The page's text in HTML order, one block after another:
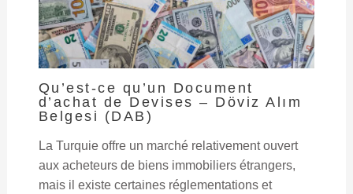
Qu’est-ce qu’un Document
d’achat de Devises – Döviz Alım
Belgesi (DAB)
La Turquie offre un marché relativement ouvert
aux acheteurs de biens immobiliers étrangers,
mais il existe certaines réglementations et